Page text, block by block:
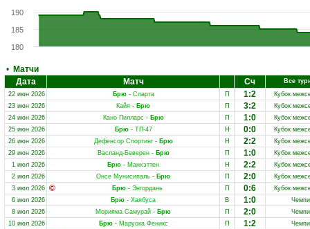
180
185
190
• Матчи
Дата
Матч Сч
Все
22 июн 2026
Брю- Спарта П 1:2
Кубок
23 июн 2026
Кайя - Брю П 3:2
Кубок
24 июн 2026
Кано Пилларс - Брю П 1:0
Кубок
25 июн 2026
Брю- ТП-47 Н 0:0
Кубок
26 июн 2026
Дефенсор Спортинг- Брю Н 2:2
Кубок
29 июн 2026
Васланд-Беверен- Брю П 1:0
Кубок
1 июл 2026
Брю - Манхэттен Н 2:2
Кубок
2 июл 2026
Онсе Мунисипаль - Брю П 2:0
Кубок
3 июл 2026
Брю- Энгордань П 0:6
Кубок
6 июл 2026
Брю - Хаябуса В 1:0
8 июл 2026
Морияма Самурай - Брю П 2:0
10 июл 2026
Брю- Маруока Феникс П 1:2